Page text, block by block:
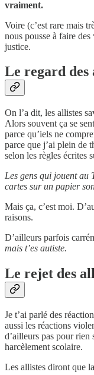
vraiment.
Voire (c’est rare mais
nous pousse à faire
justice.
Le regard des
On l’a dit, les allistes
Alors souvent ça se
parce qu’iels ne
parce que j’ai plein de
selon les règles écrites
Les gens qui jouent au
cartes sur un papier
Mais ça, c’est moi.
raisons.
D’ailleurs parfois
mais t’es autiste.
Le rejet des
Je t’ai parlé des
aussi les réactions
d’ailleurs pas pour rien
harcèlement scolaire.
Les allistes diront que